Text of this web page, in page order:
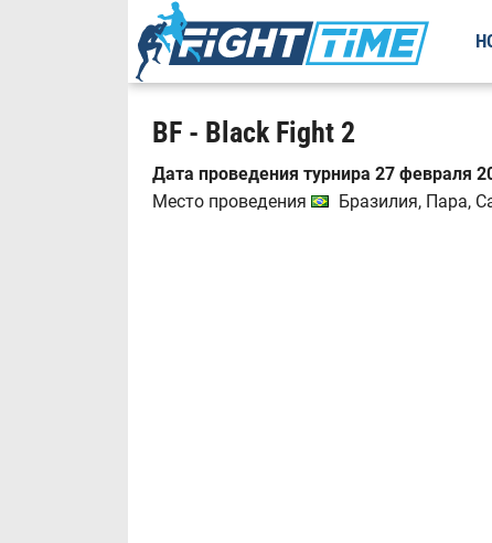
BF - Black Fight 2
Дата проведения турнира 27 февраля
Место проведения
Бразилия, Пара,